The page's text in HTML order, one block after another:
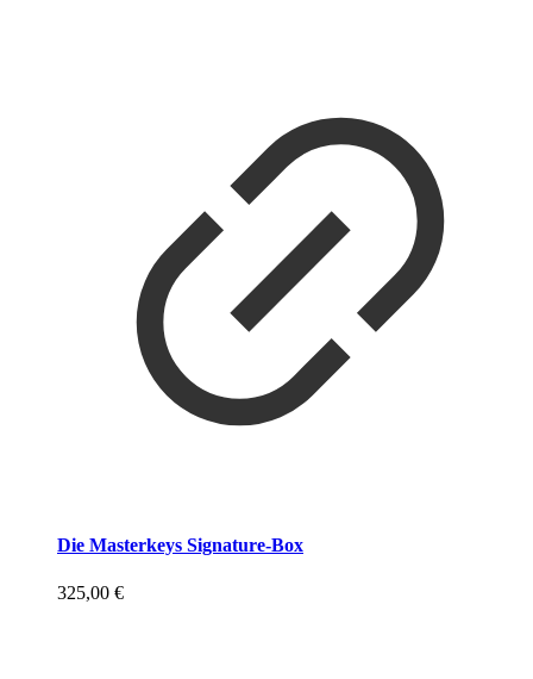
Die Masterkeys Signature-Box
325,00 €